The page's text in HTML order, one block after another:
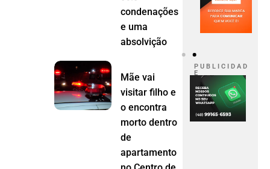
condenações
e uma
absolvição
Mãe vai
visitar filho e
o encontra
morto dentro
de
apartamento
P U B L I C I D A D
E